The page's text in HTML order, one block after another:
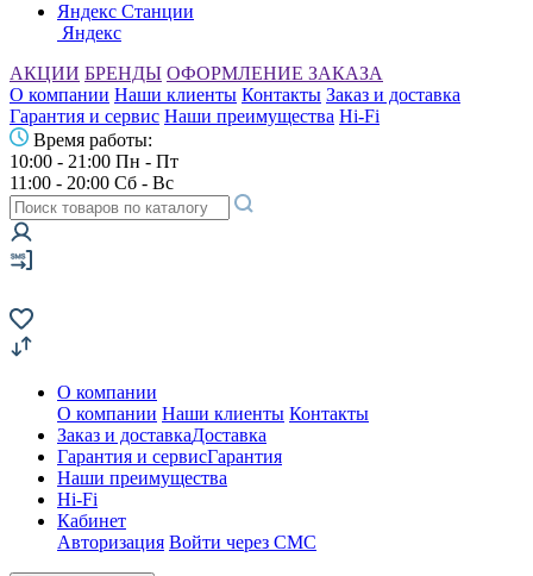
Яндекс Станции
Яндекс
АКЦИИ БРЕНДЫ ОФОРМЛЕНИЕ ЗАКАЗА
О компании Наши клиенты Контакты Заказ и доставка
Гарантия и сервис Наши преимущества Hi-Fi
Время работы:
10:00 - 21:00 Пн - Пт
11:00 - 20:00 Сб - Вс
О компании
О компании Наши клиенты Контакты
Заказ и доставкаДоставка
Гарантия и сервисГарантия
Наши преимущества
Hi-Fi
Кабинет
Авторизация Войти через СМС